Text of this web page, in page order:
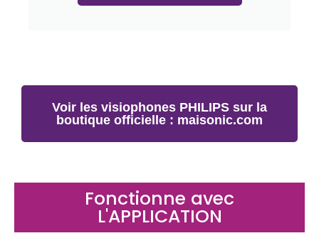
Voir les visiophones PHILIPS sur la
boutique officielle : maisonic.com
Fonctionne avec
L'APPLICATION